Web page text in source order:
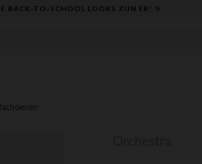
BACK-TO-SCHOOL LOOKS ZIJN ER! ✨